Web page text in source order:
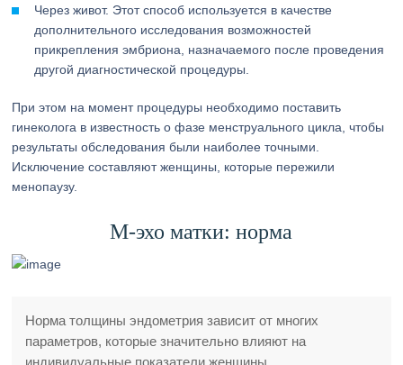
Через живот. Этот способ используется в качестве
дополнительного исследования возможностей
прикрепления эмбриона, назначаемого после проведения
другой диагностической процедуры.
При этом на момент процедуры необходимо поставить
гинеколога в известность о фазе менструального цикла, чтобы
результаты обследования были наиболее точными.
Исключение составляют женщины, которые пережили
менопаузу.
М-эхо матки: норма
Норма толщины эндометрия зависит от многих
параметров, которые значительно влияют на
индивидуальные показатели женщины.